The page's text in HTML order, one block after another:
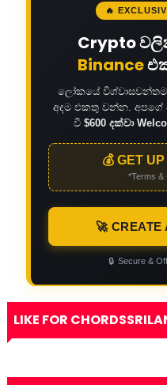
🔥
Crypto
Binance
ලෝකයේ විශ්වාසවන්තම
අදම එකතු වන්න. අපගේ
වී$600 දක්වා
💰 GET
*Terms &
🚀 CREATE
🔒 Secure &
LIKE FOR